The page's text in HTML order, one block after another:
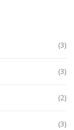
(3)
(3)
(2)
(3)